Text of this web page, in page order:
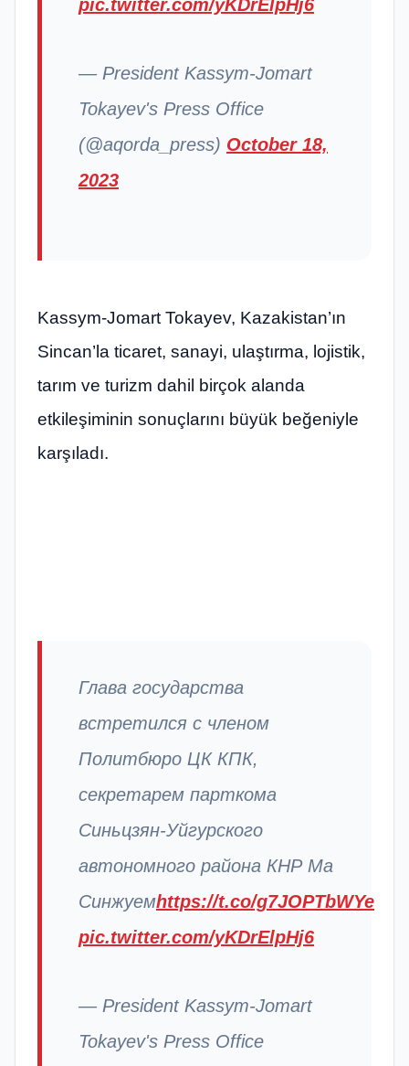
pic.twitter.com/yKDrElpHj6
— President Kassym-Jomart
Tokayev's Press Office
(@aqorda_press) October 18,
2023
Kassym-Jomart Tokayev, Kazakistan’ın
Sincan’la ticaret, sanayi, ulaştırma, lojistik,
tarım ve turizm dahil birçok alanda
etkileşiminin sonuçlarını büyük beğeniyle
karşıladı.
Глава государства
встретился с членом
Политбюро ЦК КПК,
секретарем парткома
Синьцзян-Уйгурского
автономного района КНР Ма
Синжуемhttps://t.co/g7JOPTbWYe
pic.twitter.com/yKDrElpHj6
— President Kassym-Jomart
Tokayev's Press Office